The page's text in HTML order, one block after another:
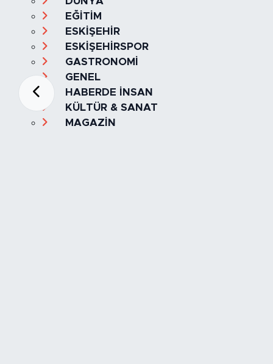
EĞİTİM
ESKİŞEHİR
ESKİŞEHİRSPOR
GASTRONOMİ
GENEL
HABERDE İNSAN
KÜLTÜR & SANAT
MAGAZİN